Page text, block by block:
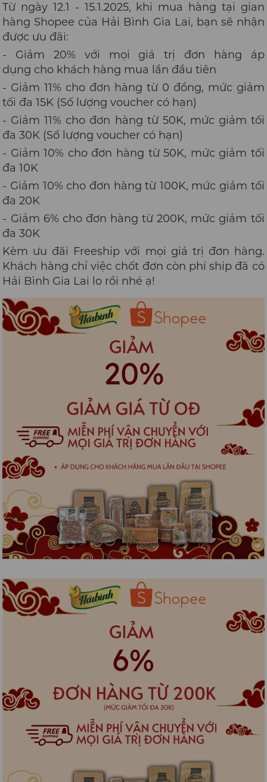
Từ ngày 12.1 - 15.1.2025, khi mua hàng tại gian
hàng Shopee của Hải Bình Gia Lai, bạn sẽ nhận
được ưu đãi:
- Giảm 20% với mọi giá trị đơn hàng áp
dụng cho khách hàng mua lần đầu tiên
- Giảm 11% cho đơn hàng từ 0 đồng, mức giảm
tối đa 15K (Số lượng voucher có hạn)
- Giảm 11% cho đơn hàng từ 50K, mức giảm tối
đa 30K (Số lượng voucher có hạn)
- Giảm 10% cho đơn hàng từ 50K, mức giảm tối
đa 10K
- Giảm 10% cho đơn hàng từ 100K, mức giảm tối
đa 20K
- Giảm 6% cho đơn hàng từ 200K, mức giảm tối
đa 30K
Kèm ưu đãi Freeship với mọi giá trị đơn hàng.
Khách hàng chỉ việc chốt đơn còn phí ship đã có
Hải Bình Gia Lai lo rồi nhé ạ!